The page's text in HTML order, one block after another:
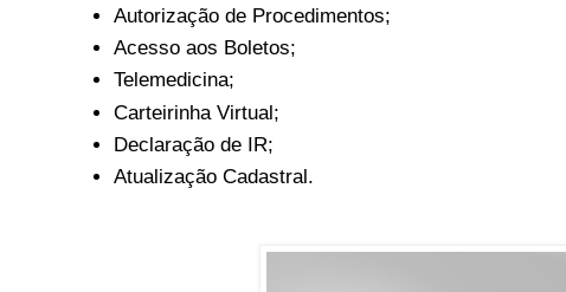
Autorização de Procedimentos;
Acesso aos Boletos;
Telemedicina;
Carteirinha Virtual;
Declaração de IR;
Atualização Cadastral.